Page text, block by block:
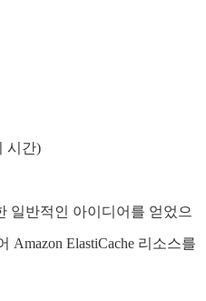
시간)
일반적인 아이디어를 얻었으
Amazon ElastiCache 리소스를